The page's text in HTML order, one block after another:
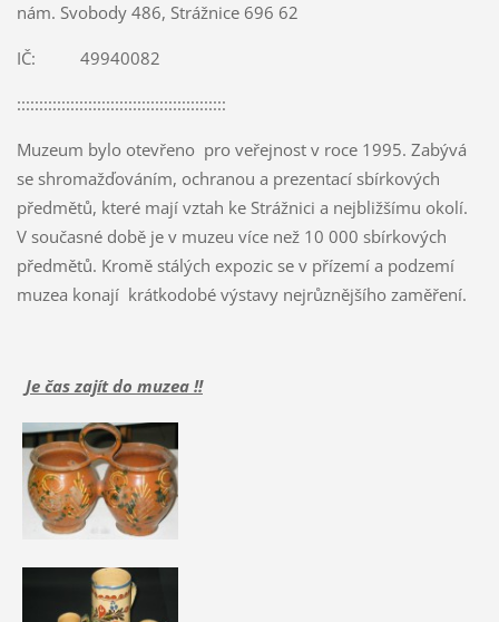
nám. Svobody 486, Strážnice 696 62
IČ: 49940082
:::::::::::::::::::::::::::::::::::::::::::::::
Muzeum bylo otevřeno pro veřejnost v roce 1995. Zabývá
se shromažďováním, ochranou a prezentací sbírkových
předmětů, které mají vztah ke Strážnici a nejbližšímu okolí.
V současné době je v muzeu více než 10 000 sbírkových
předmětů. Kromě stálých expozic se v přízemí a podzemí
muzea konají krátkodobé výstavy nejrůznějšího zaměření.
Je čas zajít do muzea !!